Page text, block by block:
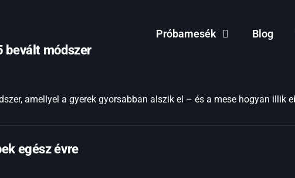
Próbamesék Blog
bevált módszer
amellyel a gyerek gyorsabban alszik el – és a mese hogyan illik
egész évre